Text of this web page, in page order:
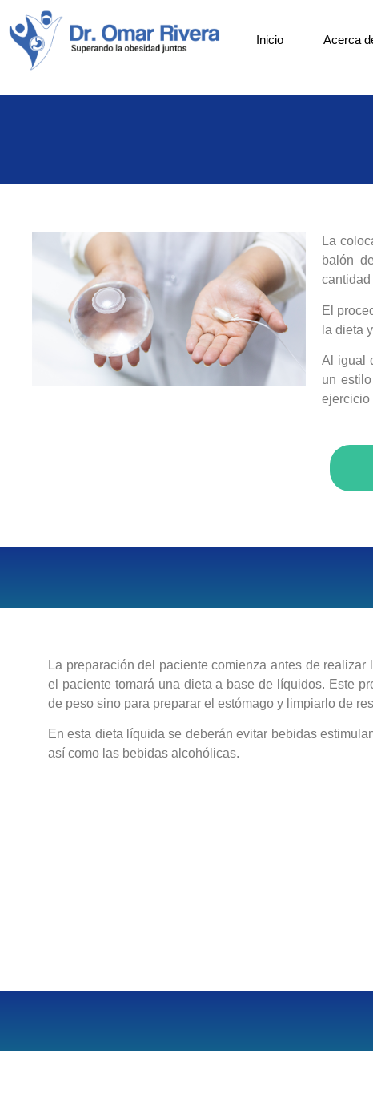
Inicio Acerca
La
balón
cantidad
El
la dieta
Al igual
un
ejercicio
La preparación del paciente comienza antes de
el paciente tomará una dieta a base de líquidos. Este
de peso sino para preparar el estómago y limpiarlo de
En esta dieta líquida se deberán evitar bebidas
así como las bebidas alcohólicas.